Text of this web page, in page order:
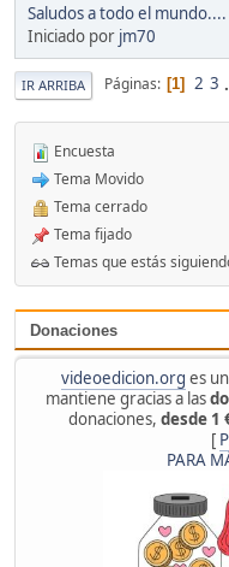
Donaciones
videoedicion.org es
mantiene gracias a las
donaciones, desde 1
[
PARA
Saludos a todo el
Iniciado por jm70
IR ARRIBA Páginas 1 2 3
Encuesta
Tema Movido
Tema cerrado
Tema fijado
Temas que estás